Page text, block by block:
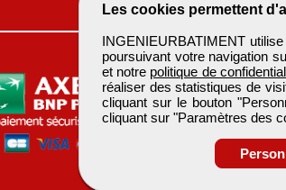
Les cookies permettent
INGENIEURBATIMENT
poursuivant votre navigation
et notre politique de
réaliser des statistiques de
cliquant sur le bouton
cliquant sur "Paramètres des